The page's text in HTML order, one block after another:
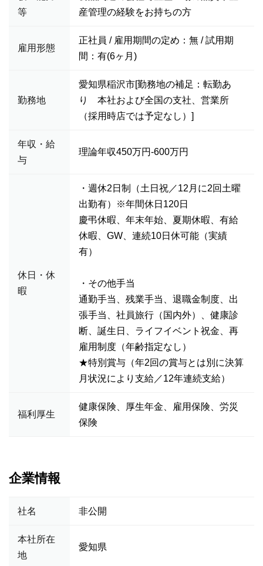
等
産管理の経験をお持ちの方
雇用形態
正社員 / 雇用期間の定め：無 / 試用期
間：有(6ヶ月)
勤務地
愛知県稲沢市[勤務地の補足：転勤あ
り 本社および全国の支社、営業所
（採用時店では予定なし）]
年収・給
与
理論年収450万円-600万円
休日・休
暇
・週休2日制（土日祝／12月に2回土曜
出勤有）※年間休日120日
慶弔休暇、年末年始、夏期休暇、有給
休暇、GW、連続10日休可能（実績
有）
・その他手当
通勤手当、残業手当、退職金制度、出
張手当、社員旅行（国内外）、健康診
断、誕生日、ライフイベント祝金、再
雇用制度（年齢指定なし）
★特別賞与（年2回の賞与とは別に決算
月状況により支給／12年連続支給）
福利厚生
健康保険、厚生年金、雇用保険、労災
保険
企業情報
社名 非公開
本社所在
地
愛知県